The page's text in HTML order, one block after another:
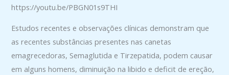
https://youtu.be/PBGN01s9THI
Estudos recentes e observações clínicas demonstram que
as recentes substâncias presentes nas canetas
emagrecedoras, Semaglutida e Tirzepatida, podem causar
em alguns homens, diminuição na libido e deficit de ereção,